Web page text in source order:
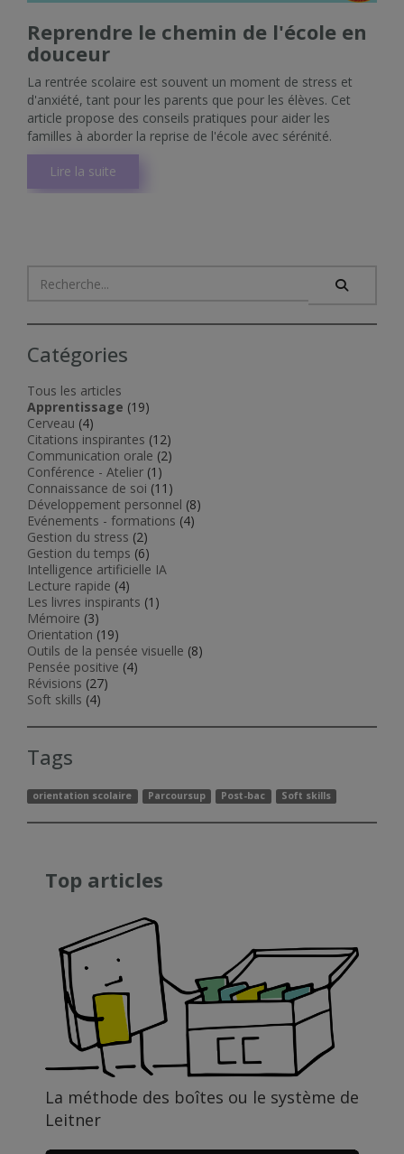
Reprendre le chemin de l'école en
douceur
La rentrée scolaire est souvent un moment de stress et
d'anxiété, tant pour les parents que pour les élèves. Cet
article propose des conseils pratiques pour aider les
familles à aborder la reprise de l'école avec sérénité.
Lire la suite
Catégories
Tous les articles
Apprentissage (19)
Cerveau (4)
Citations inspirantes (12)
Communication orale (2)
Conférence - Atelier (1)
Connaissance de soi (11)
Développement personnel (8)
Evénements - formations (4)
Gestion du stress (2)
Gestion du temps (6)
Intelligence artificielle IA
Lecture rapide (4)
Les livres inspirants (1)
Mémoire (3)
Orientation (19)
Outils de la pensée visuelle (8)
Pensée positive (4)
Révisions (27)
Soft skills (4)
Tags
orientation scolaire Parcoursup Post-bac Soft skills
Top articles
La méthode des boîtes ou le système de
Leitner